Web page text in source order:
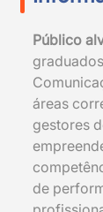
Público
áreas
gestores
de